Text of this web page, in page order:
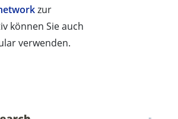
zur
können Sie auch
verwenden.